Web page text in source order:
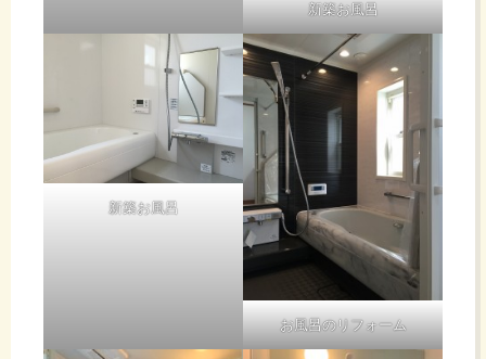
新築お風呂
新築お風呂
お風呂のリフォーム